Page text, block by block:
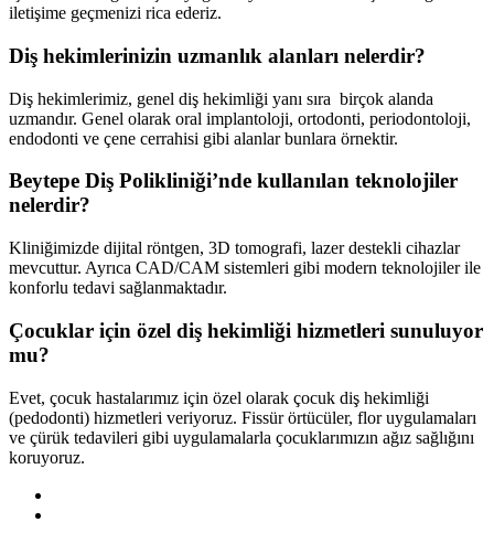
iletişime geçmenizi rica ederiz.
Diş hekimlerinizin uzmanlık alanları nelerdir?
Diş hekimlerimiz, genel diş hekimliği yanı sıra birçok alanda
uzmandır. Genel olarak oral implantoloji, ortodonti, periodontoloji,
endodonti ve çene cerrahisi gibi alanlar bunlara örnektir.
Beytepe Diş Polikliniği’nde kullanılan teknolojiler
nelerdir?
Kliniğimizde dijital röntgen, 3D tomografi, lazer destekli cihazlar
mevcuttur. Ayrıca CAD/CAM sistemleri gibi modern teknolojiler ile
konforlu tedavi sağlanmaktadır.
Çocuklar için özel diş hekimliği hizmetleri sunuluyor
mu?
Evet, çocuk hastalarımız için özel olarak çocuk diş hekimliği
(pedodonti) hizmetleri veriyoruz. Fissür örtücüler, flor uygulamaları
ve çürük tedavileri gibi uygulamalarla çocuklarımızın ağız sağlığını
koruyoruz.